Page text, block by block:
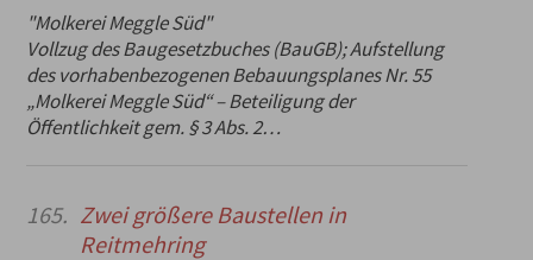
"Molkerei Meggle Süd"
Vollzug des Baugesetzbuches (BauGB); Aufstellung
des vorhabenbezogenen Bebauungsplanes Nr. 55
„Molkerei Meggle Süd“ – Beteiligung der
Öffentlichkeit gem. § 3 Abs. 2…
165. Zwei größere Baustellen in
Reitmehring